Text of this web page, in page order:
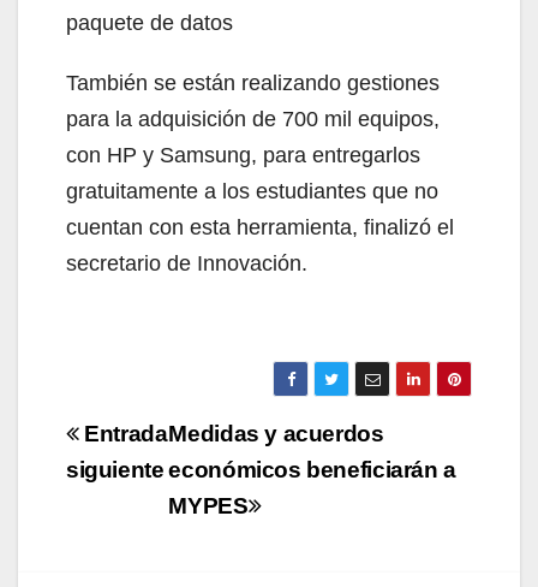
paquete de datos
También se están realizando gestiones
para la adquisición de 700 mil equipos,
con HP y Samsung, para entregarlos
gratuitamente a los estudiantes que no
cuentan con esta herramienta, finalizó el
secretario de Innovación.
Navegación
de
entradas
Medidas y acuerdos
económicos beneficiarán a
MYPES
Entrada
siguiente